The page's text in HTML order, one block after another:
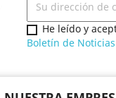
He leído y
Boletín de Noticias